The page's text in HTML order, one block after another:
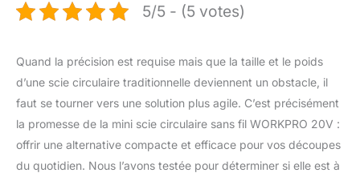
5/5 - (5 votes)
Quand la précision est requise mais que la taille et le poids
d’une scie circulaire traditionnelle deviennent un obstacle, il
faut se tourner vers une solution plus agile. C’est précisément
la promesse de la mini scie circulaire sans fil WORKPRO 20V :
offrir une alternative compacte et efficace pour vos découpes
du quotidien. Nous l’avons testée pour déterminer si elle est à